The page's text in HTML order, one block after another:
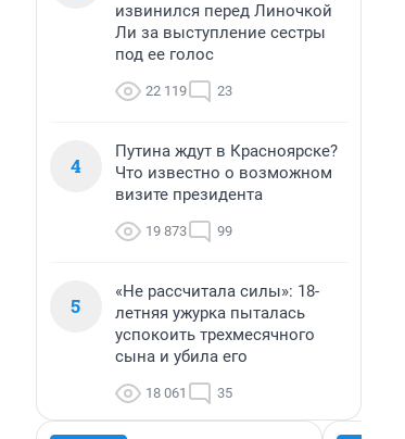
извинился перед Линочкой
Ли за выступление сестры
под ее голос
22 119 23
4
Путина ждут в Красноярске?
Что известно о возможном
визите президента
19 873 99
5
«Не рассчитала силы»: 18-
летняя ужурка пыталась
успокоить трехмесячного
сына и убила его
18 061 35